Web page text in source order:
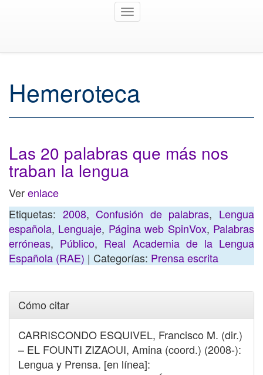
Toggle
Hemeroteca
Las 20 palabras que más nos
traban la lengua
Verenlace
Etiquetas: 2008,Confusión de palabras, Lengua
española, Lenguaje, Página web SpinVox, Palabras
erróneas, Público, Real Academia de la Lengua
Española (RAE) | Categorías: Prensa escrita
Cómo citar
CARRISCONDO ESQUIVEL, Francisco M. (dir.)
– EL FOUNTI ZIZAOUI, Amina (coord.) (2008-):
Lengua y Prensa. [en línea]: